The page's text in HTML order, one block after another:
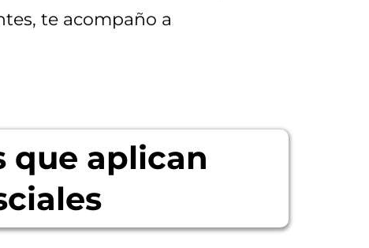
te acompaño a
que aplican